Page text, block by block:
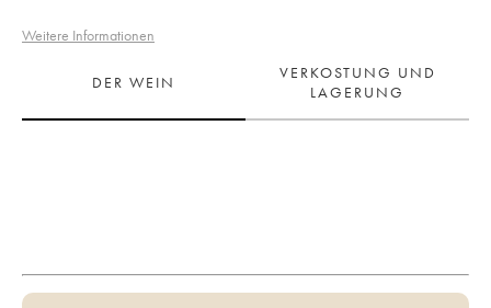
Weitere Informationen
DER WEIN
VERKOSTUNG UND
LAGERUNG